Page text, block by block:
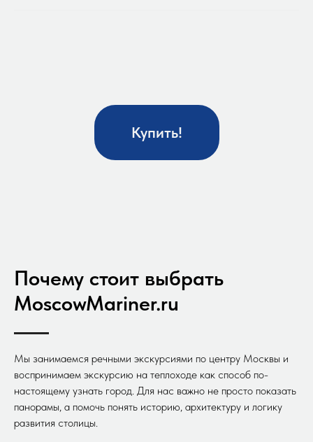
Купить!
Почему стоит выбрать
MoscowMariner.ru
Мы занимаемся речными экскурсиями по центру Москвы и
воспринимаем экскурсию на теплоходе как способ по-
настоящему узнать город. Для нас важно не просто показать
панорамы, а помочь понять историю, архитектуру и логику
развития столицы.